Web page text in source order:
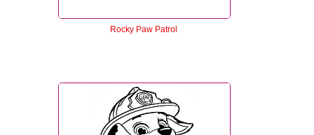
Rocky Paw Patrol